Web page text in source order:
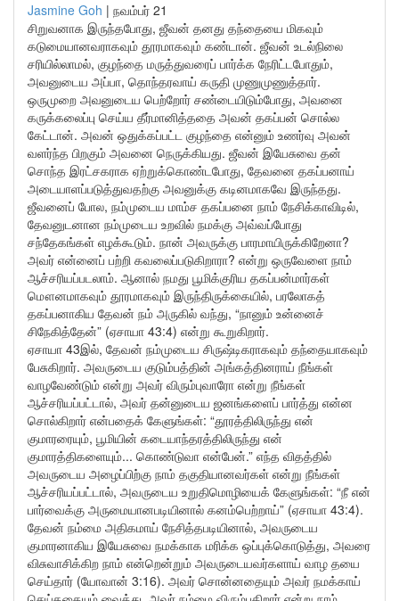
Jasmine Goh | நவம்பர் 21
சிறுவனாக இருந்தபோது, ஜீவன் தனது தந்தையை மிகவும்
கடுமையானவராகவும் தூரமாகவும் கண்டான். ஜீவன் உடல்நிலை
சரியில்லாமல், குழந்தை மருத்துவரைப் பார்க்க நேரிட்டபோதும்,
அவனுடைய அப்பா, தொந்தரவாய் கருதி முணுமுணுத்தார்.
ஒருமுறை அவனுடைய பெற்றோர் சண்டையிடும்போது, அவனை
கருக்கலைப்பு செய்ய தீர்மானித்ததை அவன் தகப்பன் சொல்ல
கேட்டான். அவன் ஒதுக்கப்பட்ட குழந்தை என்னும் உணர்வு அவன்
வளர்ந்த பிறகும் அவனை நெருக்கியது. ஜீவன் இயேசுவை தன்
சொந்த இரட்சகராக ஏற்றுக்கொண்டபோது, தேவனை தகப்பனாய்
அடையாளப்படுத்துவதற்கு அவனுக்கு கடினமாகவே இருந்தது.
ஜீவனைப் போல, நம்முடைய மாம்ச தகப்பனை நாம் நேசிக்காவிடில்,
தேவனுடனான நம்முடைய உறவில் நமக்கு அவ்வப்போது
சந்தேகங்கள் எழக்கூடும். நான் அவருக்கு பாரமாயிருக்கிறேனா?
அவர் என்னைப் பற்றி கவலைப்படுகிறாரா? என்று ஒருவேளை நாம்
ஆச்சரியப்படலாம். ஆனால் நமது பூமிக்குரிய தகப்பன்மார்கள்
மௌனமாகவும் தூரமாகவும் இருந்திருக்கையில், பரலோகத்
தகப்பனாகிய தேவன் நம் அருகில் வந்து, “நானும் உன்னைச்
சிநேகித்தேன்” (ஏசாயா 43:4) என்று கூறுகிறார்.
ஏசாயா 43இல், தேவன் நம்முடைய சிருஷ்டிகராகவும் தந்தையாகவும்
பேசுகிறார். அவருடைய குடும்பத்தின் அங்கத்தினராய் நீங்கள்
வாழவேண்டும் என்று அவர் விரும்புவாரோ என்று நீங்கள்
ஆச்சரியப்பட்டால், அவர் தன்னுடைய ஜனங்களைப் பார்த்து என்ன
சொல்கிறார் என்பதைக் கேளுங்கள்: “தூரத்திலிருந்து என்
குமாரரையும், பூமியின் கடையாந்தரத்திலிருந்து என்
குமாரத்திகளையும்... கொண்டுவா என்பேன்.” எந்த விதத்தில்
அவருடைய அழைப்பிற்கு நாம் தகுதியானவர்கள் என்று நீங்கள்
ஆச்சரியப்பட்டால், அவருடைய உறுதிமொழியைக் கேளுங்கள்: “நீ என்
பார்வைக்கு அருமையானபடியினால் கனம்பெற்றாய்” (ஏசாயா 43:4).
தேவன் நம்மை அதிகமாய் நேசித்தபடியினால், அவருடைய
குமாரனாகிய இயேசுவை நமக்காக மரிக்க ஒப்புக்கொடுத்து, அவரை
விசுவாசிக்கிற நாம் என்றென்றும் அவருடையவர்களாய் வாழ தயை
செய்தார் (யோவான் 3:16). அவர் சொன்னதையும் அவர் நமக்காய்